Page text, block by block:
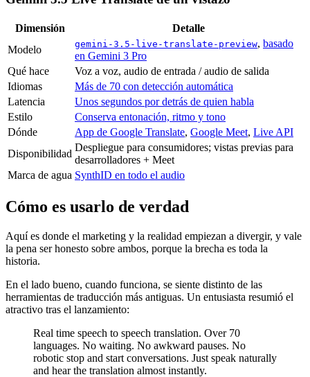
Dimensión
Detalle
Modelo
gemini-3.5-live-translate-preview, basado
en Gemini 3 Pro
Qué hace
Voz a voz, audio de entrada / audio de salida
Idiomas
Más de 70 con detección automática
Latencia
Unos segundos por detrás de quien habla
Estilo
Conserva entonación, ritmo y tono
Dónde
App de Google Translate, Google Meet, Live API
Disponibilidad
Despliegue para consumidores; vistas previas para
desarrolladores + Meet
Marca de agua SynthID en todo el audio
Cómo es usarlo de verdad
Aquí es donde el marketing y la realidad empiezan a divergir, y vale
la pena ser honesto sobre ambos, porque la brecha es toda la
historia.
En el lado bueno, cuando funciona, se siente distinto de las
herramientas de traducción más antiguas. Un entusiasta resumió el
atractivo tras el lanzamiento:
Real time speech to speech translation. Over 70
languages. No waiting. No awkward pauses. No
robotic stop and start conversations. Just speak naturally
and hear the translation almost instantly.